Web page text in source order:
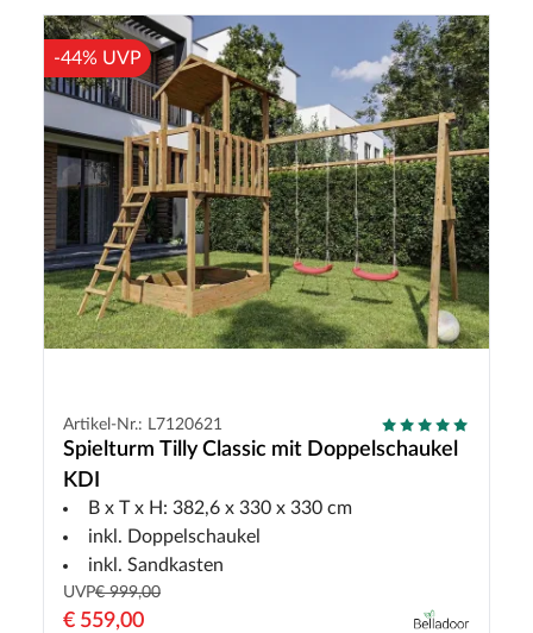
-44% UVP
Artikel-Nr.: L7120621
Spielturm Tilly Classic mit Doppelschaukel
KDI
B x T x H: 382,6 x 330 x 330 cm
inkl. Doppelschaukel
inkl. Sandkasten
UVP€ 999,00
€ 559,00